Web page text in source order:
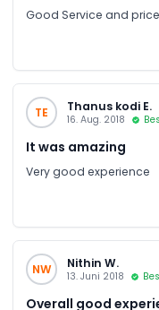
Good Service and
TE Thanus kodi E.
16. Aug. 2018
It was amazing
Very good experience
NW Nithin W.
13. Juni 2018
Overall good